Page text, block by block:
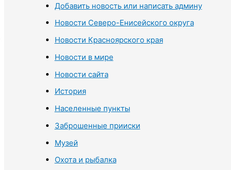
Добавить новость или написать админу
Новости Северо-Енисейского округа
Новости Красноярского края
Новости в мире
Новости сайта
История
Населенные пункты
Заброшенные прииски
Музей
Охота и рыбалка